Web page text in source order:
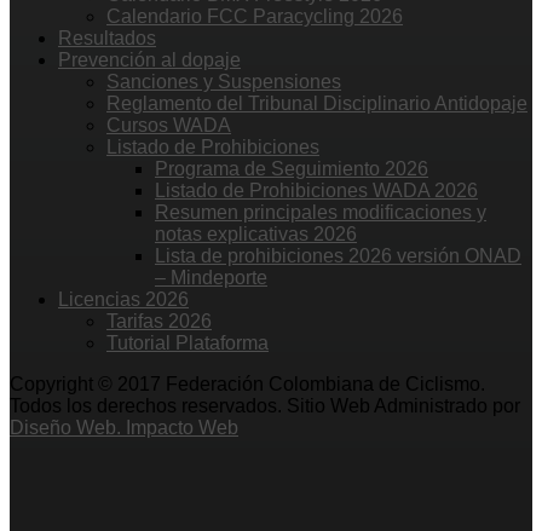
Calendario FCC Paracycling 2026
Resultados
Prevención al dopaje
Sanciones y Suspensiones
Reglamento del Tribunal Disciplinario Antidopaje
Cursos WADA
Listado de Prohibiciones
Programa de Seguimiento 2026
Listado de Prohibiciones WADA 2026
Resumen principales modificaciones y
notas explicativas 2026
Lista de prohibiciones 2026 versión ONAD
– Mindeporte
Licencias 2026
Tarifas 2026
Tutorial Plataforma
Copyright © 2017 Federación Colombiana de Ciclismo.
Todos los derechos reservados. Sitio Web Administrado por
Diseño Web. Impacto Web